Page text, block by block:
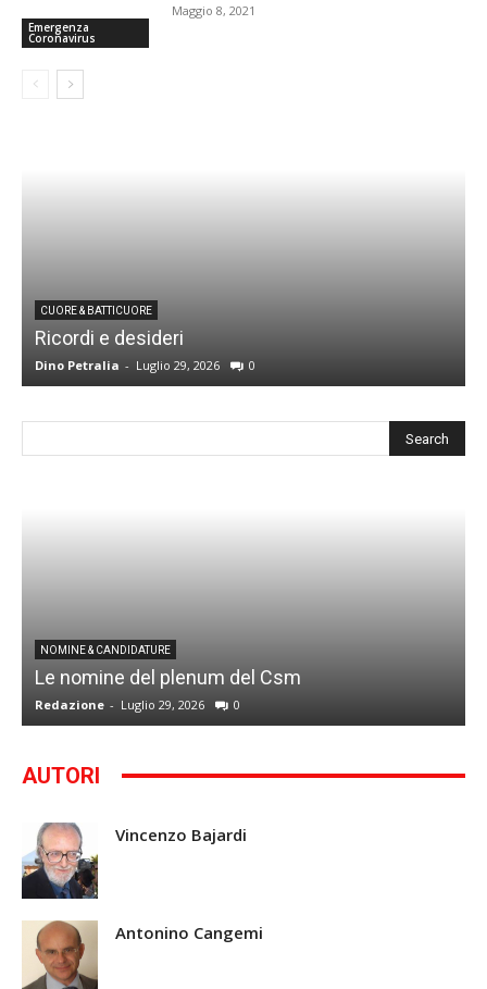
Emergenza
Coronavirus
Maggio 8, 2021
CUORE & BATTICUORE
Ricordi e desideri
Dino Petralia - Luglio 29, 2026 0
NOMINE & CANDIDATURE
Le nomine del plenum del Csm
Redazione - Luglio 29, 2026 0
AUTORI
Vincenzo Bajardi
Antonino Cangemi